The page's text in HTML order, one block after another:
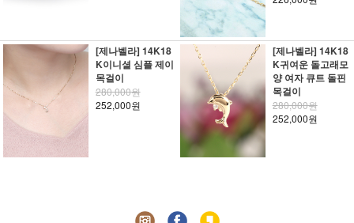
[제나벨라] 14K18
K이니셜 심플 제이
목걸이
280,000원
252,000원
[제나벨라] 14K18
K귀여운 돌고래모
양 여자 큐트 돌핀
목걸이
280,000원
252,000원